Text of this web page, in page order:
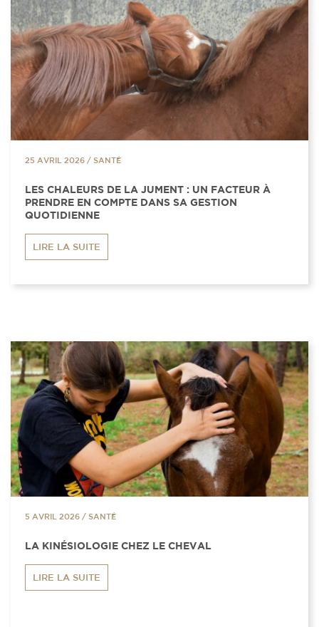
25 AVRIL 2026 / SANTÉ
LES CHALEURS DE LA JUMENT : UN FACTEUR À
PRENDRE EN COMPTE DANS SA GESTION
QUOTIDIENNE
LIRE LA SUITE
5 AVRIL 2026 / SANTÉ
LA KINÉSIOLOGIE CHEZ LE CHEVAL
LIRE LA SUITE